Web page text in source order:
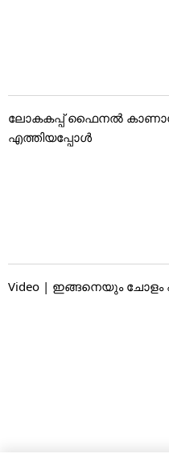
ലോകകപ്പ് ഫൈനൽ
എത്തിയപ്പോൾ
Video | ഇങ്ങനെയും ചോളം